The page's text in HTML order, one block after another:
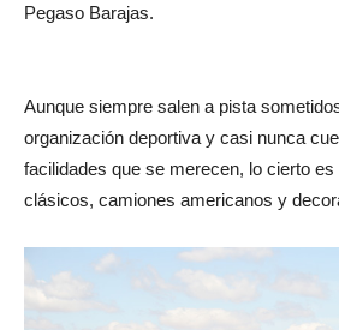
Pegaso Barajas.
Aunque siempre salen a pista
organización deportiva y casi nunca
facilidades que se merecen, lo cierto
clásicos, camiones americanos y